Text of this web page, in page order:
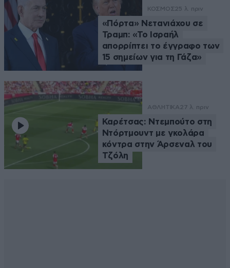
ΚΟΣΜΟΣ25 λ. πριν
«Πόρτα» Νετανιάχου σε
Τραμπ: «Το Ισραήλ
απορρίπτει το έγγραφο των
15 σημείων για τη Γάζα»
ΑΘΛΗΤΙΚΑ27 λ. πριν
Καρέτσας: Ντεμπούτο στη
Ντόρτμουντ με γκολάρα
κόντρα στην Άρσεναλ του
Τζόλη